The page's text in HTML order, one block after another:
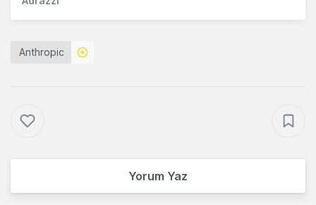
Anthropic
Yorum Yaz